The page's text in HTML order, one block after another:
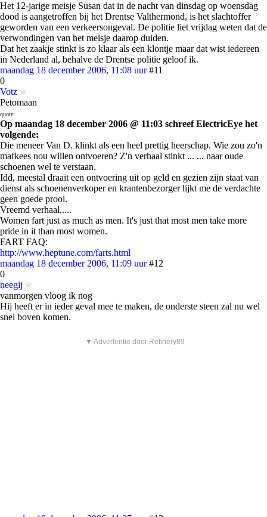
Het 12-jarige meisje Susan dat in de nacht van dinsdag op woensdag
dood is aangetroffen bij het Drentse Valthermond, is het slachtoffer
geworden van een verkeersongeval. De politie liet vrijdag weten dat de
verwondingen van het meisje daarop duiden.
Dat het zaakje stinkt is zo klaar als een klontje maar dat wist iedereen
in Nederland al, behalve de Drentse politie geloof ik.
maandag 18 december 2006, 11:08 uur #11
0
Votz
Petomaan
quote:
Op maandag 18 december 2006 @ 11:03 schreef ElectricEye het
volgende:
Die meneer Van D. klinkt als een heel prettig heerschap. Wie zou zo'n
mafkees nou willen ontvoeren? Z'n verhaal stinkt ... ... naar oude
schoenen wel te verstaan.
Idd, meestal draait een ontvoering uit op geld en gezien zijn staat van
dienst als schoenenverkoper en krantenbezorger lijkt me de verdachte
geen goede prooi.
Vreemd verhaal.....
Women fart just as much as men. It's just that most men take more
pride in it than most women.
FART FAQ:
http://www.heptune.com/farts.html
maandag 18 december 2006, 11:09 uur #12
0
neegij
vanmorgen vloog ik nog
Hij heeft er in ieder geval mee te maken, de onderste steen zal nu wel
snel boven komen.
▼ Advertentie door Refinery89